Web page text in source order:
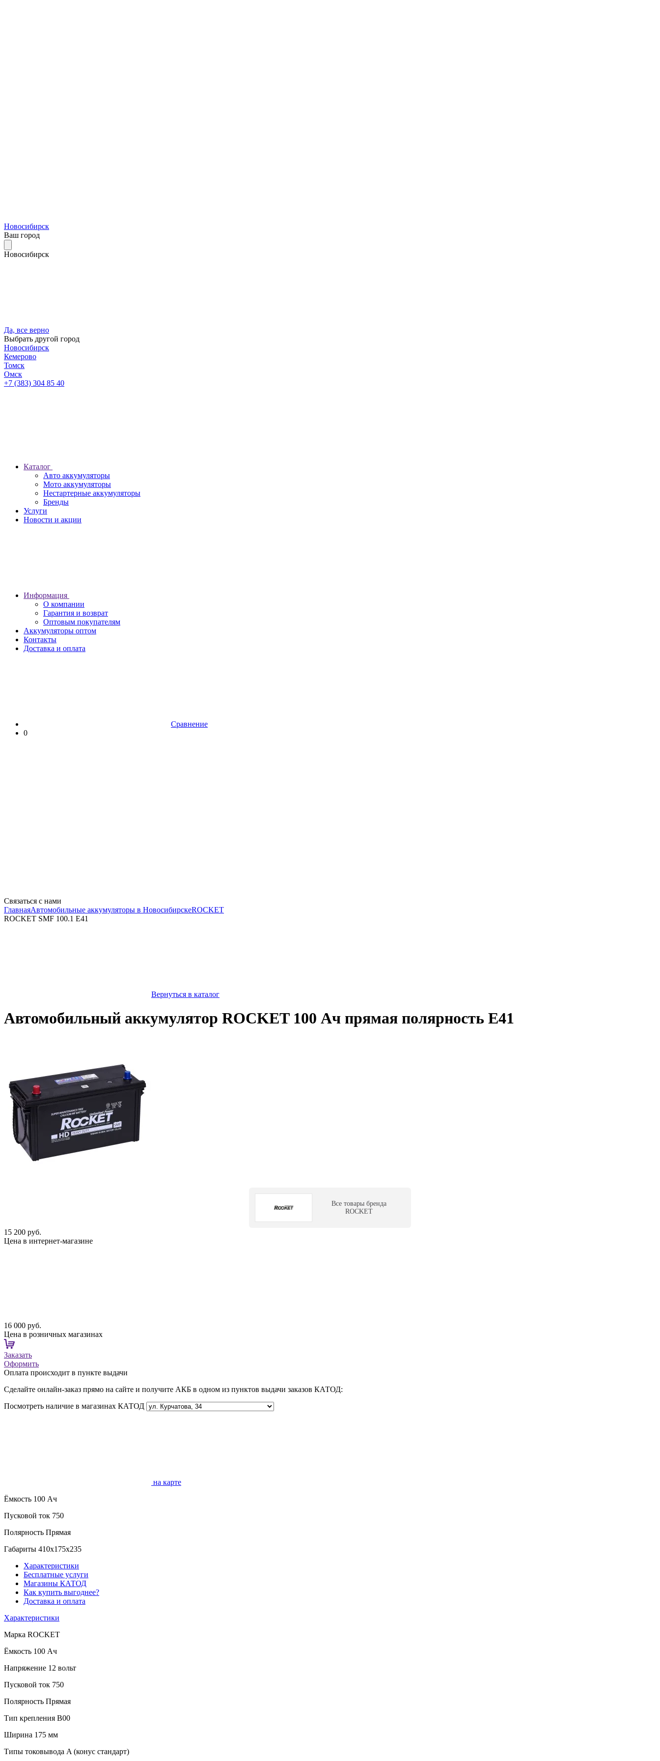
Новосибирск
Ваш город
Новосибирск
Да, все верно
Выбрать другой город
Новосибирск
Кемерово
Томск
Омск
+7 (383) 304 85 40
Каталог
Авто аккумуляторы
Мото аккумуляторы
Нестартерные аккумуляторы
Бренды
Услуги
Новости и акции
Информация
О компании
Гарантия и возврат
Оптовым покупателям
Аккумуляторы оптом
Контакты
Доставка и оплата
Сравнение
0
Связаться с нами
ГлавнаяАвтомобильные аккумуляторы в НовосибирскеROCKET
ROCKET SMF 100.1 E41
Вернуться в каталог
Автомобильный аккумулятор ROCKET 100 Ач прямая полярность E41
Все товары бренда
ROCKET
15 200 руб.
Цена в интернет-магазине
16 000 руб.
Цена в розничных магазинах
Заказать
Оформить
Оплата происходит в пункте выдачи
Сделайте онлайн-заказ прямо на сайте и получите АКБ в одном из пунктов выдачи заказов КАТОД:
Посмотреть наличие в магазинах КАТОД
на карте
Ёмкость 100 Ач
Пусковой ток 750
Полярность Прямая
Габариты 410x175x235
Характеристики
Бесплатные услуги
Магазины КАТОД
Как купить выгоднее?
Доставка и оплата
Характеристики
Марка ROCKET
Ёмкость 100 Ач
Напряжение 12 вольт
Пусковой ток 750
Полярность Прямая
Тип крепления B00
Ширина 175 мм
Типы токовывода A (конус стандарт)